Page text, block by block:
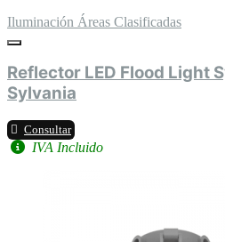
Iluminación Áreas Clasificadas
Reflector LED Flood Light
Sylvania
Consultar
IVA Incluido